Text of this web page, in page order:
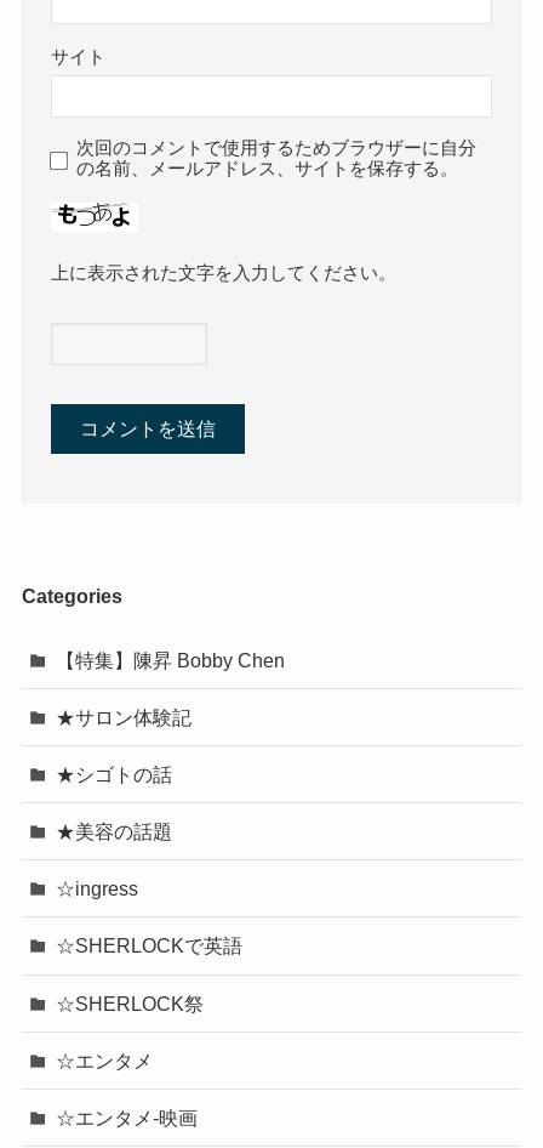
サイト
次回のコメントで使用するためブラウザーに自分
の名前、メールアドレス、サイトを保存する。
上に表示された文字を入力してください。
Categories
【特集】陳昇 Bobby Chen
★サロン体験記
★シゴトの話
★美容の話題
☆ingress
☆SHERLOCKで英語
☆SHERLOCK祭
☆エンタメ
☆エンタメ-映画